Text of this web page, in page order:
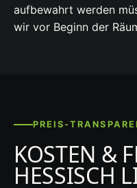
aufbewahrt werden
wir vor Beginn der
PREIS-
KOSTEN &
HESSISCH